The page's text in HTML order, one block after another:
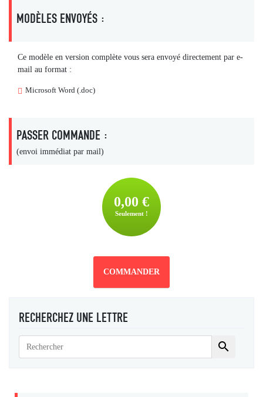
MODÈLES ENVOYÉS :
Ce modèle en version complète vous sera envoyé directement par e-
mail au format :
Microsoft Word (.doc)
PASSER COMMANDE :
(envoi immédiat par mail)
0,00 €
Seulement !
COMMANDER
RECHERCHEZ UNE LETTRE
